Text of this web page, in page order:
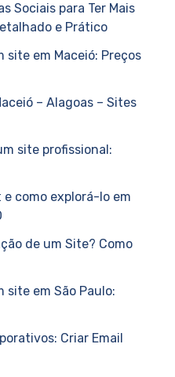
Sociais para Ter Mais
e Prático
em Maceió: Preços
– Alagoas – Sites
site profissional:
como explorá-lo em
de um Site? Como
site em São Paulo:
Criar Email